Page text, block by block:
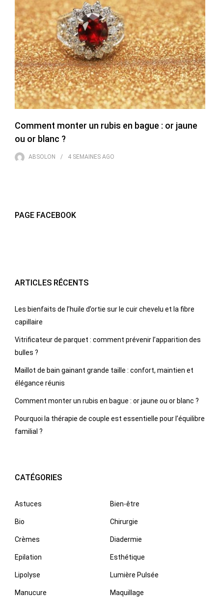
Comment monter un rubis en bague : or jaune
ou or blanc ?
ABSOLON 4 SEMAINES AGO
PAGE FACEBOOK
ARTICLES RÉCENTS
Les bienfaits de l’huile d’ortie sur le cuir chevelu et la fibre
capillaire
Vitrificateur de parquet : comment prévenir l’apparition des
bulles ?
Maillot de bain gainant grande taille : confort, maintien et
élégance réunis
Comment monter un rubis en bague : or jaune ou or blanc ?
Pourquoi la thérapie de couple est essentielle pour l’équilibre
familial ?
CATÉGORIES
Astuces Bien-être
Bio Chirurgie
Crèmes Diadermie
Epilation Esthétique
Lipolyse Lumière Pulsée
Manucure Maquillage